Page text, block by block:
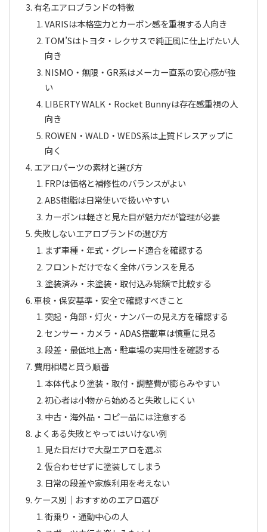
有名エアロブランドの特徴
VARISは本格空力とカーボン感を重視する人向き
TOM’Sはトヨタ・レクサスで純正風に仕上げたい人
向き
NISMO・無限・GR系はメーカー直系の安心感が強
い
LIBERTY WALK・Rocket Bunnyは存在感重視の人
向き
ROWEN・WALD・WEDS系は上質ドレスアップに
向く
エアロパーツの素材と選び方
FRPは価格と補修性のバランスがよい
ABS樹脂は日常使いで扱いやすい
カーボンは軽さと見た目が魅力だが管理が必要
失敗しないエアロブランドの選び方
まず車種・年式・グレード適合を確認する
フロントだけでなく全体バランスを見る
塗装済み・未塗装・取付込み総額で比較する
車検・保安基準・安全で確認すべきこと
突起・角部・灯火・ナンバーの見え方を確認する
センサー・カメラ・ADAS搭載車は慎重に見る
段差・最低地上高・駐車場の実用性を確認する
費用相場と買う順番
本体代より塗装・取付・調整費が膨らみやすい
初心者は小物から始めると失敗しにくい
中古・海外品・コピー品には注意する
よくある失敗とやってはいけない例
見た目だけで大型エアロを選ぶ
仮合わせせずに塗装してしまう
日常の段差や家族利用を考えない
ケース別｜おすすめのエアロ選び
街乗り・通勤中心の人